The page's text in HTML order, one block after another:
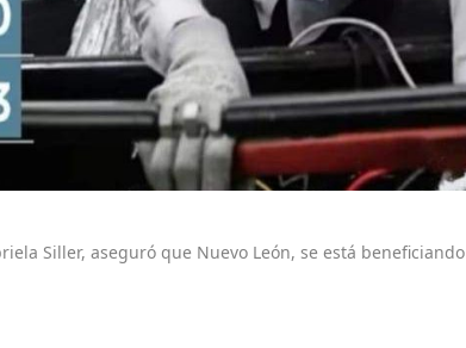
Siller, aseguró que Nuevo León, se está beneficiando